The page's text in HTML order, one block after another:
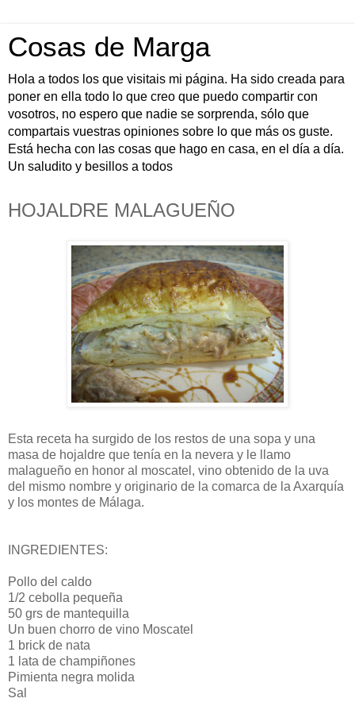
Cosas de Marga
Hola a todos los que visitais mi página. Ha sido creada para
poner en ella todo lo que creo que puedo compartir con
vosotros, no espero que nadie se sorprenda, sólo que
compartais vuestras opiniones sobre lo que más os guste.
Está hecha con las cosas que hago en casa, en el día a día.
Un saludito y besillos a todos
HOJALDRE MALAGUEÑO
Esta receta ha surgido de los restos de una sopa y una
masa de hojaldre que tenía en la nevera y le llamo
malagueño en honor al moscatel, vino obtenido de la uva
del mismo nombre y originario de la comarca de la Axarquía
y los montes de Málaga.
INGREDIENTES:
Pollo del caldo
1/2 cebolla pequeña
50 grs de mantequilla
Un buen chorro de vino Moscatel
1 brick de nata
1 lata de champiñones
Pimienta negra molida
Sal